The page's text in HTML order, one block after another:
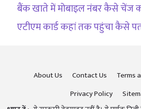
बैंक खाते में मोबाइल नंबर कैसे चेंज
एटीएम कार्ड कहां तक पहुंचा कैसे
About Us Contact Us
Terms
Privacy Policy